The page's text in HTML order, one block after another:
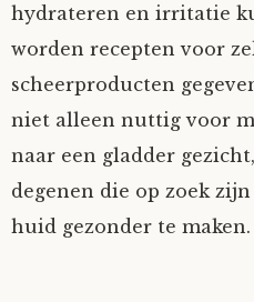
hydrateren en irritatie
worden recepten voor
scheerproducten
niet alleen nuttig voor
naar een gladder
degenen die op zoek
huid gezonder te maken.